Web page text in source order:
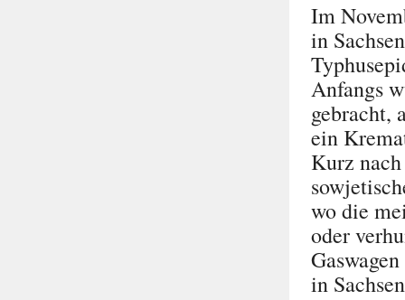
Im
in
Anfangs
gebracht,
ein
Kurz
wo die
oder
in